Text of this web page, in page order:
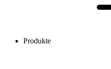
Produkte